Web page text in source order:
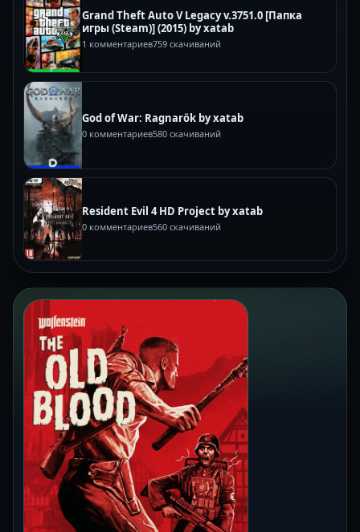
Grand Theft Auto V Legacy v.3751.0 [Папка
игры (Steam)] (2015) by xatab
1 комментариев759 скачиваний
God of War: Ragnarök by xatab
0 комментариев580 скачиваний
Resident Evil 4 HD Project by xatab
0 комментариев560 скачиваний